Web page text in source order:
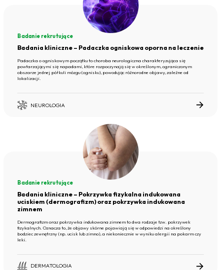
Badanie rekrutujące
Badania kliniczne – Padaczka ogniskowa oporna na leczenie
Padaczka o ogniskowym początku to choroba neurologiczna charakteryzująca się
powtarzającymi się napadami, które rozpoczynają się w określonym, ograniczonym
obszarze jednej półkuli mózgu (ognisku), powodując różnorodne objawy, zależne od
lokalizacji.
NEUROLOGIA
Badanie rekrutujące
Badania kliniczne – Pokrzywka fizykalna indukowana
uciskiem (dermografizm) oraz pokrzywka indukowana
zimnem
Dermografizm oraz pokrzywka indukowana zimnem to dwa rodzaje tzw. pokrzywek
fizykalnych. Oznacza to, że objawy skórne pojawiają się w odpowiedzi na określony
bodziec zewnętrzny (np. ucisk lub zimno), a niekoniecznie w wyniku alergii na pokarm czy
leki.
DERMATOLOGIA